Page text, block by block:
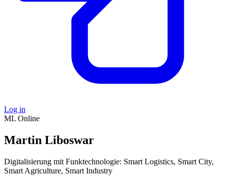
Log in
ML Online
Martin Liboswar
Digitalisierung mit Funktechnologie: Smart Logistics, Smart City,
Smart Agriculture, Smart Industry